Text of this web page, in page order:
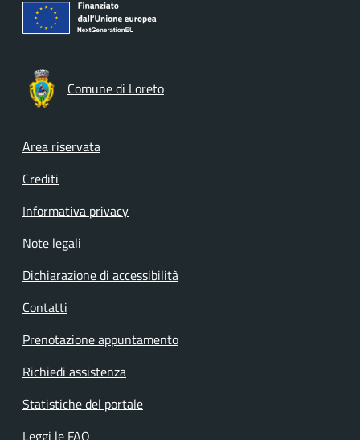
Comune di Loreto
Footer menu
Area riservata
Crediti
Informativa privacy
Note legali
Dichiarazione di accessibilità
Contatti
Prenotazione appuntamento
Richiedi assistenza
Statistiche del portale
Leggi le FAQ